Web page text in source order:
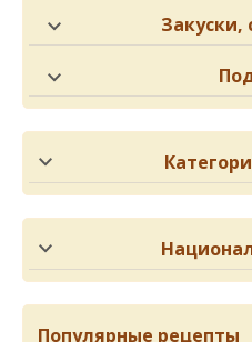
Закуски,
Популярные рецепты